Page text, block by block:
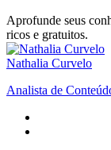
Aprofunde seus
ricos e gratuitos.
Nathalia Curvelo
Analista de